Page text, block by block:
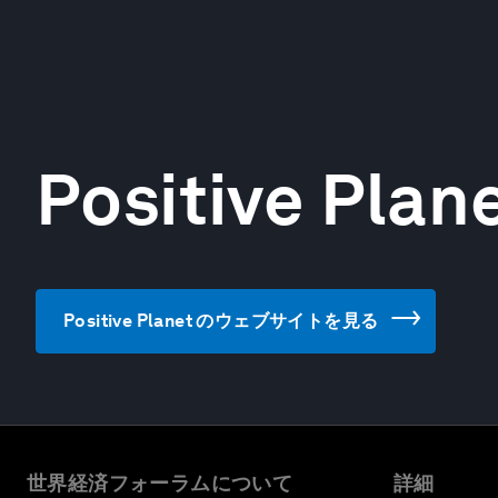
Positive
Positive Planet のウェブサイトを見る
世界経済フォーラムについて 詳細